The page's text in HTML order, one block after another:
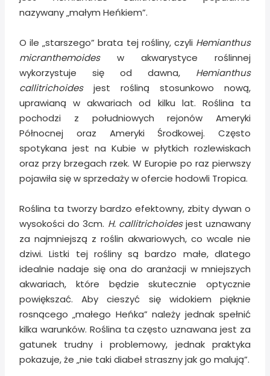
nazywany „małym Heńkiem”.
O ile „starszego” brata tej rośliny, czyli Hemianthus
micranthemoidesw akwarystyce roślinnej
wykorzystuje się od dawna, Hemianthus
callitrichoidesjest rośliną stosunkowo nową,
uprawianą w akwariach od kilku lat. Roślina ta
pochodzi z południowych rejonów Ameryki
Północnej oraz Ameryki Środkowej. Często
spotykana jest na Kubie w płytkich rozlewiskach
oraz przy brzegach rzek. W Europie po raz pierwszy
pojawiła się w sprzedaży w ofercie hodowli Tropica.
Roślina ta tworzy bardzo efektowny, zbity dywan o
wysokości do 3cm. H. callitrichoidesjest uznawany
za najmniejszą z roślin akwariowych, co wcale nie
dziwi. Listki tej rośliny są bardzo małe, dlatego
idealnie nadaje się ona do aranżacji w mniejszych
akwariach, które będzie skutecznie optycznie
powiększać. Aby cieszyć się widokiem pięknie
rosnącego „małego Heńka” należy jednak spełnić
kilka warunków. Roślina ta często uznawana jest za
gatunek trudny i problemowy, jednak praktyka
pokazuje, że „nie taki diabeł straszny jak go malują”.